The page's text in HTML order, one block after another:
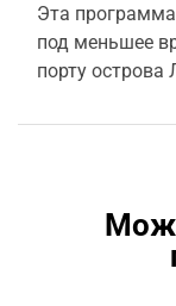
Эта
под меньшее
порту острова